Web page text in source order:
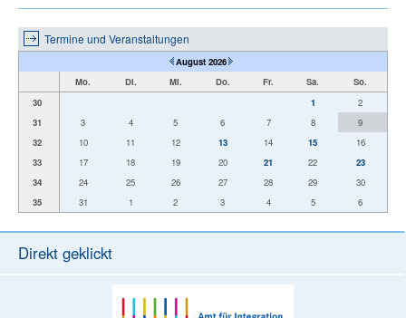
Termine und Veranstaltungen
August 2026
Mo.
Di. Mi. Do. Fr. Sa.
So.
30
1
2
31
3 4 5 6 7 8
9
32
10 11 12 13 14 15
16
33
17 18 19 20 21 22
23
34
24 25 26 27 28 29
30
35
31 1 2 3 4 5 6
Direkt geklickt